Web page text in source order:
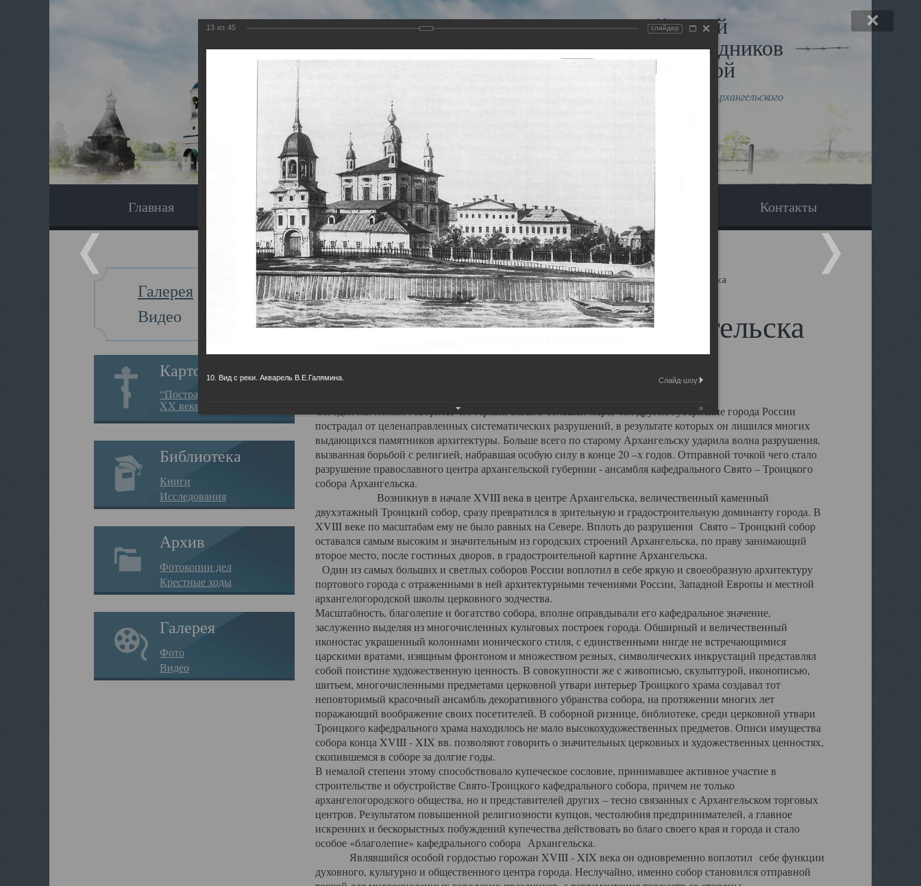
Виртуальный музей
Новомучеников и исповедников
Земли Архангельской
Сайт создан по благословлению митрополита Архангельского
Главная Экскурсия Наследники Галерея Контакты
Галерея
Видео
Картотека
“Пострадавшие за веру в
XX веке на Севере”
Библиотека
Книги
Исследования
Архив
Фотокопии дел
Крестные ходы
Галерея
Фото
Видео
Главная Галерея Храмы-мученики Архангельска Свято-Троицкий собор Архангельска
Свято-Троицкий собор Архангельска
Свято-Троицкий собор Архангельска
Сегодня мы можем говорить, что Архангельск в большей мере, чем другие губернские города России
пострадал от целенаправленных систематических разрушений, в результате которых он лишился многих
выдающихся памятников архитектуры. Больше всего по старому Архангельску ударила волна разрушения,
вызванная борьбой с религией, набравшая особую силу в конце 20 –х годов. Отправной точкой чего стало
разрушение православного центра архангельской губернии - ансамбля кафедрального Свято – Троицкого
собора Архангельска.
Возникнув в начале XVIII века в центре Архангельска, величественный каменный
двухэтажный Троицкий собор, сразу превратился в зрительную и градостроительную доминанту города. В
XVIII веке по масштабам ему не было равных на Севере. Вплоть до разрушения Свято – Троицкий собор
оставался самым высоким и значительным из городских строений Архангельска, по праву занимающий
второе место, после гостиных дворов, в градостроительной картине Архангельска.
Один из самых больших и светлых соборов России воплотил в себе яркую и своеобразную архитектуру
портового города с отраженными в ней архитектурными течениями России, Западной Европы и местной
архангелогородской школы церковного зодчества.
Масштабность, благолепие и богатство собора, вполне оправдывали его кафедральное значение,
заслуженно выделяя из многочисленных культовых построек города. Обширный и величественный
иконостас украшенный колоннами ионического стиля, с единственными нигде не встречающимися
царскими вратами, изящным фронтоном и множеством резных, символических инкрустаций представлял
собой поистине художественную ценность. В совокупности же с живописью, скульптурой, иконописью,
шитьем, многочисленными предметами церковной утвари интерьер Троицкого храма создавал тот
неповторимый красочный ансамбль декоративного убранства собора, на протяжении многих лет
поражающий воображение своих посетителей. В соборной ризнице, библиотеке, среди церковной утвари
Троицкого кафедрального храма находилось не мало высокохудожественных предметов. Описи имущества
собора конца XVIII - XIX вв. позволяют говорить о значительных церковных и художественных ценностях,
скопившемся в соборе за долгие годы.
В немалой степени этому способствовало купеческое сословие, принимавшее активное участие в
строительстве и обустройстве Свято-Троицкого кафедрального собора, причем не только
архангелогородского общества, но и представителей других – тесно связанных с Архангельском торговых
центров. Результатом повышенной религиозности купцов, честолюбия предпринимателей, а главное
искренних и бескорыстных побуждений купечества действовать во благо своего края и города и стало
особое «благолепие» кафедрального собора Архангельска.
Являвшийся особой гордостью горожан XVIII - XIX века он одновременно воплотил себе функции
духовного, культурно и общественного центра города. Неслучайно, именно собор становился отправной
13 из 45 слайдер
10. Вид с реки. Акварель В.Е.Галямина. Слайд-шоу: